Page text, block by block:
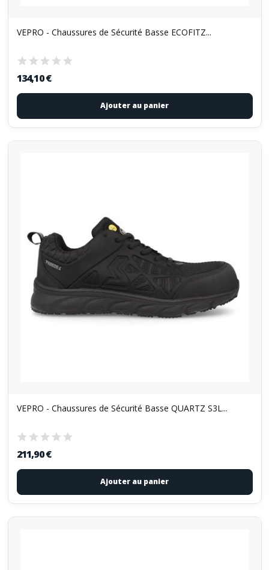
VEPRO - Chaussures de Sécurité Basse ECOFITZ...
134,10 €
Ajouter au panier
VEPRO - Chaussures de Sécurité Basse QUARTZ S3L...
211,90 €
Ajouter au panier